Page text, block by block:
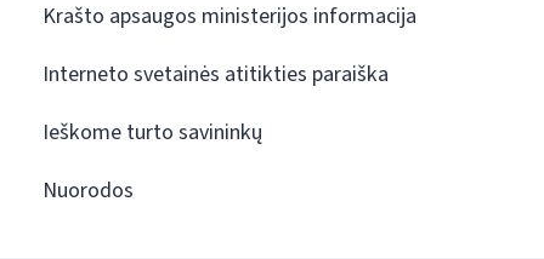
Krašto apsaugos ministerijos informacija
Interneto svetainės atitikties paraiška
Ieškome turto savininkų
Nuorodos